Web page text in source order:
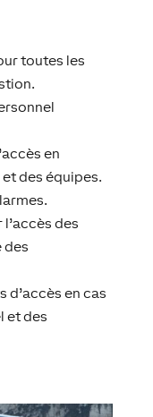
toutes les
en
des équipes.
des
des
en cas
et des